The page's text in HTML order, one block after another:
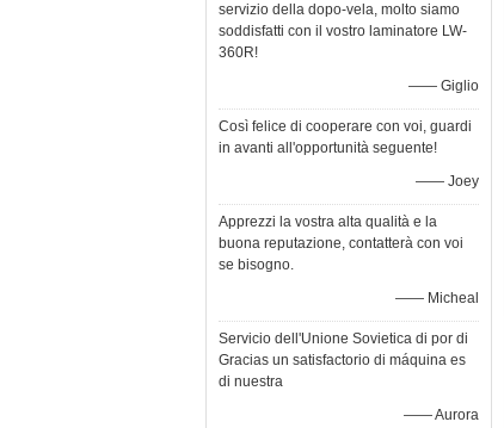
servizio della dopo-vela, molto siamo
soddisfatti con il vostro laminatore LW-
360R!
—— Giglio
Così felice di cooperare con voi, guardi
in avanti all'opportunità seguente!
—— Joey
Apprezzi la vostra alta qualità e la
buona reputazione, contatterà con voi
se bisogno.
—— Micheal
Servicio dell'Unione Sovietica di por di
Gracias un satisfactorio di máquina es
di nuestra
—— Aurora